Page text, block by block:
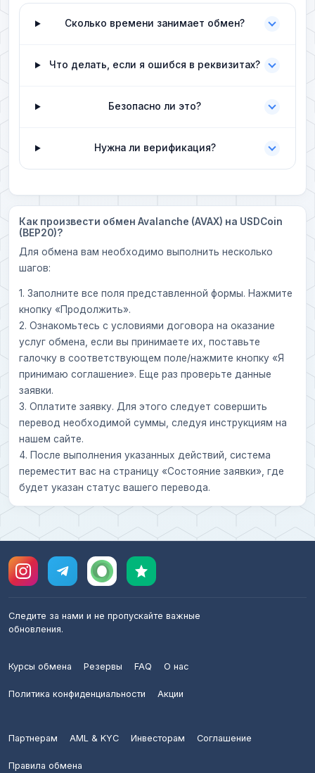
Сколько времени занимает обмен?
Что делать, если я ошибся в реквизитах?
Безопасно ли это?
Нужна ли верификация?
Как произвести обмен Avalanche (AVAX) на USDCoin
(BEP20)?
Для обмена вам необходимо выполнить несколько
шагов:
1. Заполните все поля представленной формы. Нажмите
кнопку «Продолжить».
2. Ознакомьтесь с условиями договора на оказание
услуг обмена, если вы принимаете их, поставьте
галочку в соответствующем поле/нажмите кнопку «Я
принимаю соглашение». Еще раз проверьте данные
заявки.
3. Оплатите заявку. Для этого следует совершить
перевод необходимой суммы, следуя инструкциям на
нашем сайте.
4. После выполнения указанных действий, система
переместит вас на страницу «Состояние заявки», где
будет указан статус вашего перевода.
Следите за нами и не пропускайте важные
обновления.
Курсы обмена Резервы FAQ О нас
Политика конфиденциальности Акции
Партнерам AML & KYC Инвесторам Соглашение
Правила обмена